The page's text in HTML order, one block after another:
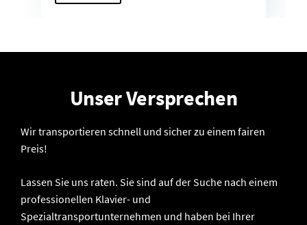
#TransportGorillas #GorillaPower
Unser Versprechen
Wir transportieren schnell und sicher zu einem fairen
Preis!
Lassen Sie uns raten. Sie sind auf der Suche nach einem
professionellen Klavier- und
Spezialtransportunternehmen und haben bei Ihrer